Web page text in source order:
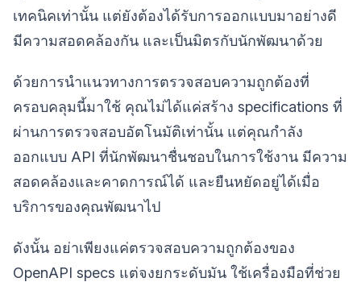
เทคนิคเท่านั้น แต่ยังต้องได้รับการออกแบบมาอย่างดี
มีความสอดคล้องกัน และเป็นมิตรกับนักพัฒนาด้วย
ด้วยการนำแนวทางการตรวจสอบความถูกต้องที่
ครอบคลุมนี้มาใช้ คุณไม่ได้แค่สร้าง specifications ที่
ผ่านการตรวจสอบอัตโนมัติเท่านั้น แต่คุณกำลัง
ออกแบบ API ที่นักพัฒนาชื่นชอบในการใช้งาน มีความ
สอดคล้องและคาดการณ์ได้ และยืนหยัดอยู่ได้เมื่อ
บริการของคุณพัฒนาไป
ดังนั้น อย่าเพียงแค่ตรวจสอบความถูกต้องของ
OpenAPI specs แต่จงยกระดับมัน ใช้เครื่องมือที่ช่วย